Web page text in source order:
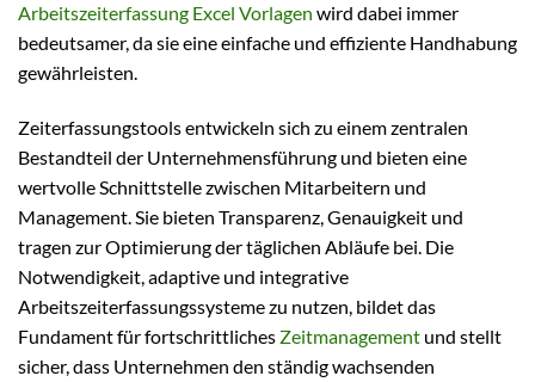
Arbeitszeiterfassung Excel Vorlagen wird dabei immer
bedeutsamer, da sie eine einfache und effiziente Handhabung
gewährleisten.
Zeiterfassungstools entwickeln sich zu einem zentralen
Bestandteil der Unternehmensführung und bieten eine
wertvolle Schnittstelle zwischen Mitarbeitern und
Management. Sie bieten Transparenz, Genauigkeit und
tragen zur Optimierung der täglichen Abläufe bei. Die
Notwendigkeit, adaptive und integrative
Arbeitszeiterfassungssysteme zu nutzen, bildet das
Fundament für fortschrittliches Zeitmanagement und stellt
sicher, dass Unternehmen den ständig wachsenden